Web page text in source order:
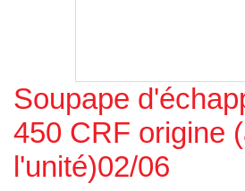
Agrandir
Soupape
450 CRF origine
l'unité)02/06